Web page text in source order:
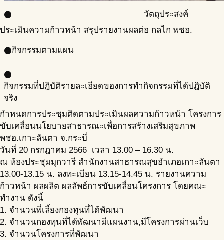
circle
วัตถุประสงค์
ประเมินความก้าวหน้า สรุปรายงานผลต่อ กลไก พชอ.
circleกิจกรรมตามแผน
circle
กิจกรรมที่ปฎิบัติรายละเอียดของการทำกิจกรรมที่ได้ปฎิบัติ
จริง
กำหนดการประชุมติดตามประเมินผลความก้าวหน้า โครงการ
ขับเคลื่อนนโยบายสาธารณะเพื่อการสร้างเสริมสุขภาพ
พชอ.เกาะลันตา จ.กระบี่
วันที่ 20 กรกฎาคม 2566 เวลา 13.00 – 16.30 น.
ณ ห้องประชุมมุกวารี สำนักงานสาธารณสุขอำเภอเกาะลันตา
13.00-13.15 น. ลงทะเบียน 13.15-14.45 น. รายงานความ
ก้าวหน้า ผลผลิต ผลลัพธ์การขับเคลื่อนโครงการ โดยคณะ
ทำงาน ดังนี้
1. จำนวนพี่เลี้ยงกองทุนที่ได้พัฒนา
2. จำนวนกองทุนที่ได้พัฒนามีแผนงาน,มีโครงการผ่านเว็บ
3. จำนวนโครงการที่พัฒนา